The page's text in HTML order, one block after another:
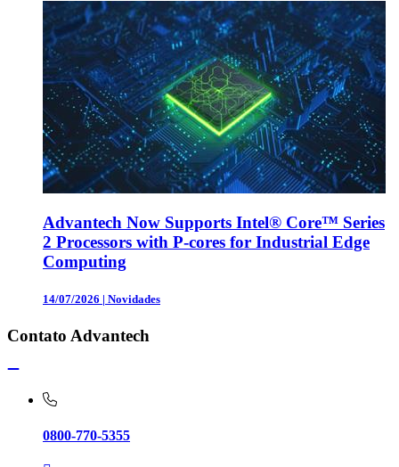
Advantech Now Supports Intel® Core™ Series
2 Processors with P-cores for Industrial Edge
Computing
14/07/2026 | Novidades
Contato Advantech
0800-770-5355